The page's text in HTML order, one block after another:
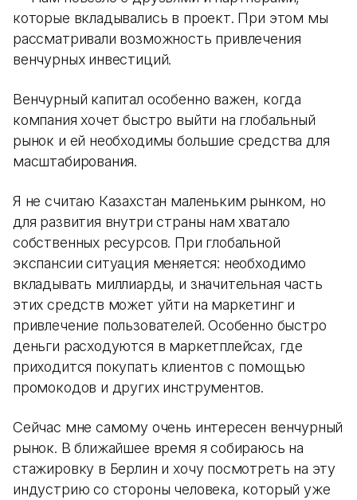
которые вкладывались в проект. При этом мы
рассматривали возможность привлечения
венчурных инвестиций.
Венчурный капитал особенно важен, когда
компания хочет быстро выйти на глобальный
рынок и ей необходимы большие средства для
масштабирования.
Я не считаю Казахстан маленьким рынком, но
для развития внутри страны нам хватало
собственных ресурсов. При глобальной
экспансии ситуация меняется: необходимо
вкладывать миллиарды, и значительная часть
этих средств может уйти на маркетинг и
привлечение пользователей. Особенно быстро
деньги расходуются в маркетплейсах, где
приходится покупать клиентов с помощью
промокодов и других инструментов.
Сейчас мне самому очень интересен венчурный
рынок. В ближайшее время я собираюсь на
стажировку в Берлин и хочу посмотреть на эту
индустрию со стороны человека, который уже